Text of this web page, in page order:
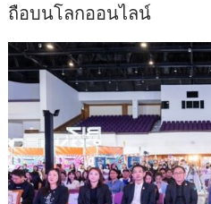
ถือบนโลกออนไลน์